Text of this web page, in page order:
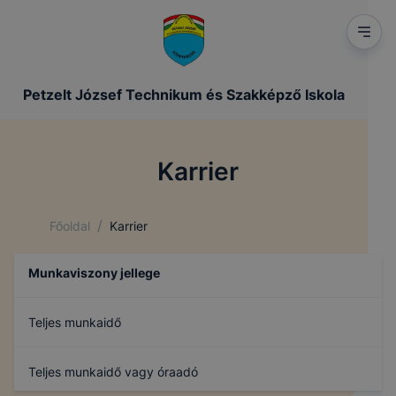
Petzelt József Technikum és Szakképző Iskola
Karrier
Főoldal / Karrier
Munkaviszony jellege
Teljes munkaidő
Teljes munkaidő vagy óraadó